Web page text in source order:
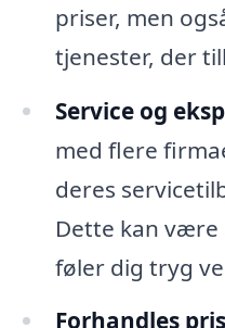
priser, men
tjenester, der
Service og
med flere
deres
Dette kan være
føler dig tryg
Forhandles